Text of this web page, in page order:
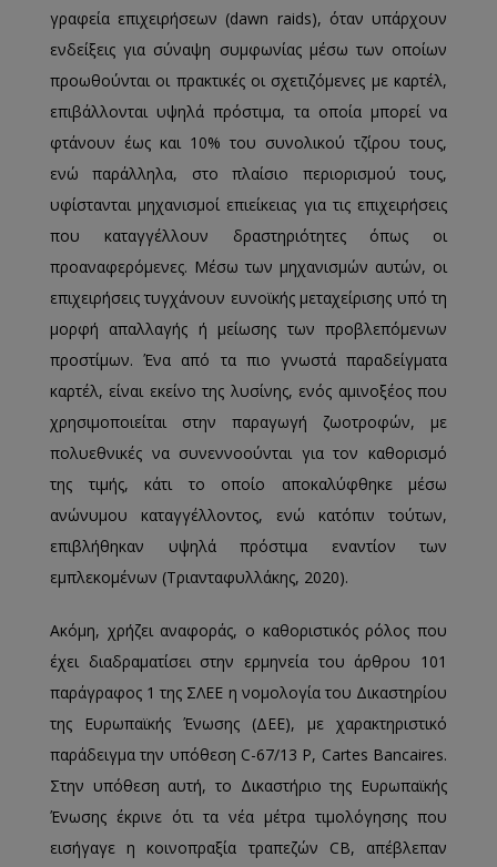
γραφεία επιχειρήσεων (dawn raids), όταν υπάρχουν
ενδείξεις για σύναψη συμφωνίας μέσω των οποίων
προωθούνται οι πρακτικές οι σχετιζόμενες με καρτέλ,
επιβάλλονται υψηλά πρόστιμα, τα οποία μπορεί να
φτάνουν έως και 10% του συνολικού τζίρου τους,
ενώ παράλληλα, στο πλαίσιο περιορισμού τους,
υφίστανται μηχανισμοί επιείκειας για τις επιχειρήσεις
που καταγγέλλουν δραστηριότητες όπως οι
προαναφερόμενες. Μέσω των μηχανισμών αυτών, οι
επιχειρήσεις τυγχάνουν ευνοϊκής μεταχείρισης υπό τη
μορφή απαλλαγής ή μείωσης των προβλεπόμενων
προστίμων. Ένα από τα πιο γνωστά παραδείγματα
καρτέλ, είναι εκείνο της λυσίνης, ενός αμινοξέος που
χρησιμοποιείται στην παραγωγή ζωοτροφών, με
πολυεθνικές να συνεννοούνται για τον καθορισμό
της τιμής, κάτι το οποίο αποκαλύφθηκε μέσω
ανώνυμου καταγγέλλοντος, ενώ κατόπιν τούτων,
επιβλήθηκαν υψηλά πρόστιμα εναντίον των
εμπλεκομένων (Τριανταφυλλάκης, 2020).
Ακόμη, χρήζει αναφοράς, ο καθοριστικός ρόλος που
έχει διαδραματίσει στην ερμηνεία του άρθρου 101
παράγραφος 1 της ΣΛΕΕ η νομολογία του Δικαστηρίου
της Ευρωπαϊκής Ένωσης (ΔΕΕ), με χαρακτηριστικό
παράδειγμα την υπόθεση C-67/13 P, Cartes Bancaires.
Στην υπόθεση αυτή, το Δικαστήριο της Ευρωπαϊκής
Ένωσης έκρινε ότι τα νέα μέτρα τιμολόγησης που
εισήγαγε η κοινοπραξία τραπεζών CB, απέβλεπαν